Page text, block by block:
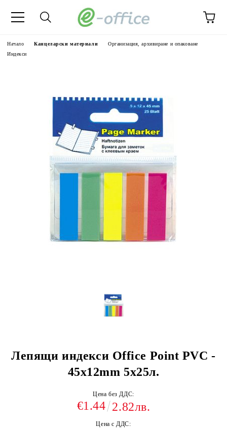
Начало Канцеларски материали
Организация, архивиране и опаковане
Индекси
Лепящи индекси Office Point PVC -
45х12mm 5x25л.
Цена без ДДС:
€1.44 2.82лв.
Цена с ДДС: